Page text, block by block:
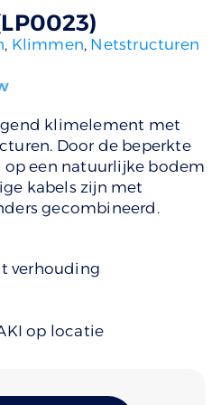
, Klimmen, Netstructuren
klimelement met
Door de beperkte
een natuurlijke bodem
kabels zijn met
gecombineerd.
verhouding
op locatie